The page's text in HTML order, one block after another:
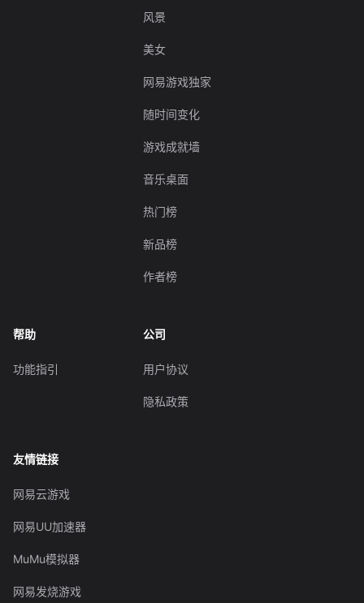
风景
美女
网易游戏独家
随时间变化
游戏成就墙
音乐桌面
热门榜
新品榜
作者榜
帮助
功能指引
公司
用户协议
隐私政策
友情链接
网易云游戏
网易UU加速器
MuMu模拟器
网易发烧游戏